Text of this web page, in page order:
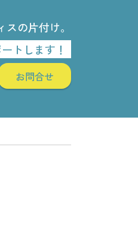
の片付け。
トします！
お問合せ